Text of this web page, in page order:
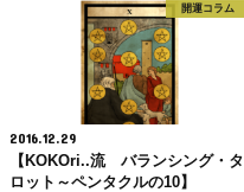
開運コラム
2016.12.29
【KOKOri..流 バランシング・タ
ロット～ペンタクルの10】